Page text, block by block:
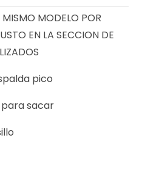
MISMO MODELO POR
EN LA SECCION DE
pico
sacar